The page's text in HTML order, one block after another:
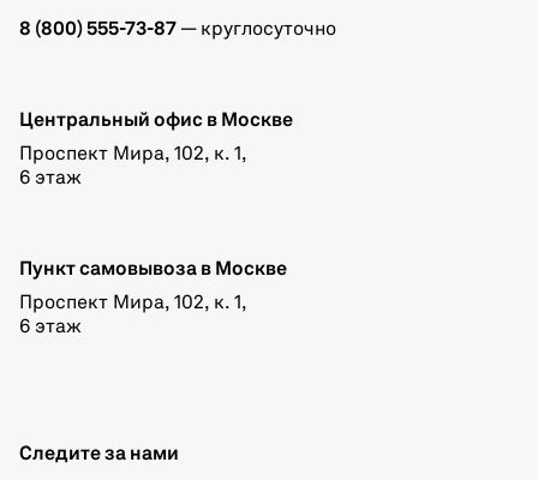
8 (800) 555-73-87 — круглосуточно
Центральный офис в Москве
Проспект Мира, 102, к. 1,
6 этаж
Пункт самовывоза в Москве
Проспект Мира, 102, к. 1,
6 этаж
Следите за нами